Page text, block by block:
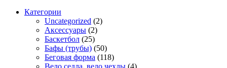
Категории
Uncategorized (2)
Аксессуары (2)
Баскетбол (25)
Бафы (трубы) (50)
Беговая форма (118)
Вело седла, вело чехлы (4)